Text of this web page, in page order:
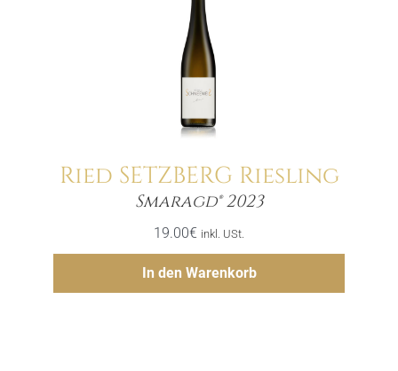
Ried SETZBERG Riesling
Smaragd® 2023
19.00€ inkl. USt.
In den Warenkorb
Menge
Hinzufügen